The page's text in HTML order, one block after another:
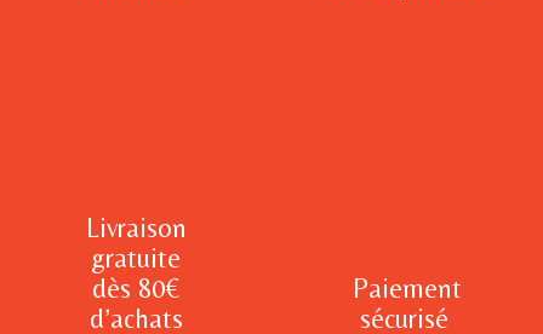
Livraison
gratuite
dès 80€
d’achats
Paiement
sécurisé